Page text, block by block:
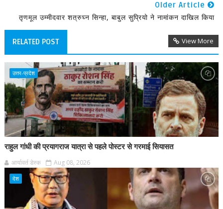
Older Article
तृणमूल उम्मीदवार शत्रुघ्न सिन्हा, बाबुल सुप्रियो ने नामांकन दाखिल किया
RELATED POST View More
उत्तर-प्रदेश
राहुल गांधी की प्रयागराज यात्रा से पहले पोस्टर से गरमाई सियासत
आर्यावर्त डेस्क Aug 08, 2026
देश